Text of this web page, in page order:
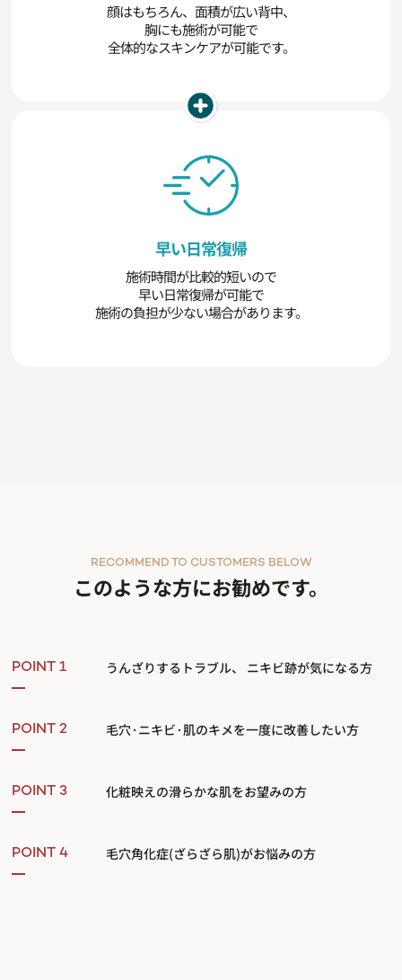
顔はもちろん、面積が広い背中、
胸にも施術が可能で
全体的なスキンケアが可能です。
早い日常復帰
施術時間が比較的短いので
早い日常復帰が可能で
施術の負担が少ない場合があります。
このような方にお勧めです。
RECOMMEND TO CUSTOMERS BELOW
POINT 1 うんざりするトラブル、 ニキビ跡が気になる方
POINT 2 毛穴·ニキビ·肌のキメを一度に改善したい方
POINT 3 化粧映えの滑らかな肌をお望みの方
POINT 4 毛穴角化症(ざらざら肌)がお悩みの方